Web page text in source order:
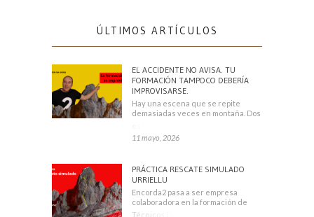
ÚLTIMOS ARTÍCULOS
EL ACCIDENTE NO AVISA. TU
FORMACIÓN TAMPOCO DEBERÍA
IMPROVISARSE.
Hay una escena que se repite
demasiadas veces en montaña. Dos
11 mayo, 2026
PRÁCTICA RESCATE SIMULADO
URRIELLU
Encorda2 pasa a ser empresa
colaboradora en la formación de
Técnicos Deportivos